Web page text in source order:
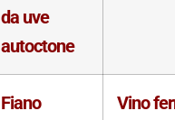
da uve
autoctone
Fiano Vino